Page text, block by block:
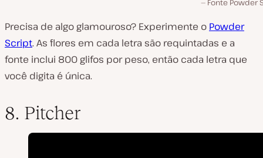
Precisa de algo glamouroso? Experimente o Powder
Script. As flores em cada letra são requintadas e a
fonte inclui 800 glifos por peso, então cada letra que
você digita é única.
8. Pitcher